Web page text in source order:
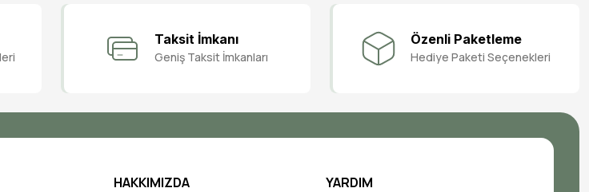
Taksit İmkanı
Geniş Taksit İmkanları
Özenli Paketleme
Hediye Paketi Seçenekleri
HAKKIMIZDA YARDIM